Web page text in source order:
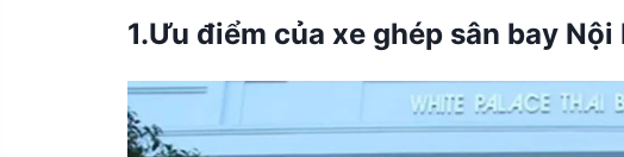
1.Ưu điểm của xe ghép sân bay